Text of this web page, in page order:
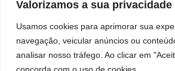
Valorizamos a sua privacidade
Usamos cookies para aprimorar sua
navegação, veicular anúncios ou
analisar nosso tráfego. Ao clicar em
extraordinários para você que está realmente